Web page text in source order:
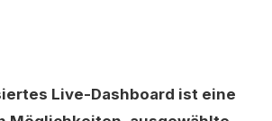
Live-Dashboard ist eine